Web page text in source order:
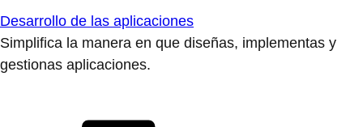
Desarrollo de las aplicaciones
Simplifica la manera en que diseñas, implementas y
gestionas aplicaciones.